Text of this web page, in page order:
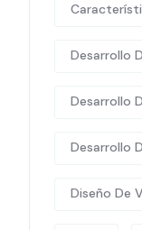
Desarrollo
Desarrollo
Desarrollo
Diseño De